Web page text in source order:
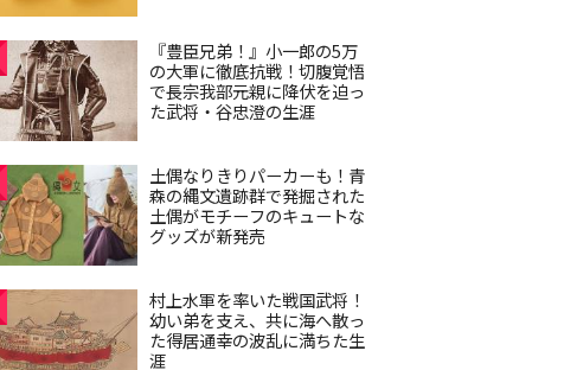
『豊臣兄弟！』小一郎の5万
の大軍に徹底抗戦！切腹覚悟
で長宗我部元親に降伏を迫っ
た武将・谷忠澄の生涯
土偶なりきりパーカーも！青
森の縄文遺跡群で発掘された
土偶がモチーフのキュートな
グッズが新発売
村上水軍を率いた戦国武将！
幼い弟を支え、共に海へ散っ
た得居通幸の波乱に満ちた生
涯